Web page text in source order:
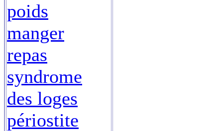
poids
manger
repas
syndrome
des loges
périostite